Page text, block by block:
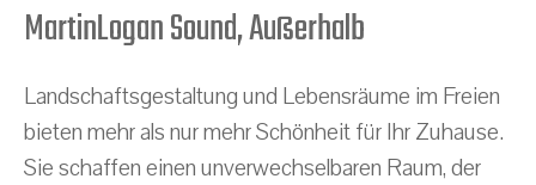
MartinLogan Sound, Außerhalb
Landschaftsgestaltung und Lebensräume im Freien
bieten mehr als nur mehr Schönheit für Ihr Zuhause.
Sie schaffen einen unverwechselbaren Raum, der